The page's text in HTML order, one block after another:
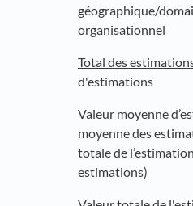
géographique/
organisationnel
Total des
d'estimations
Valeur moyenne
moyenne des
totale de
estimations)